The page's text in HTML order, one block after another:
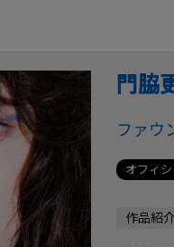
門脇
ファウ
オフィ
作品紹